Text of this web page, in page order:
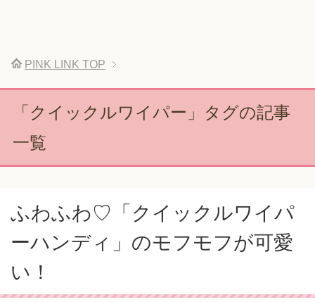
PINK LINK TOP
「クイックルワイパー」タグの記事
一覧
ふわふわ♡「クイックルワイパ
ーハンディ」のモフモフが可愛
い！